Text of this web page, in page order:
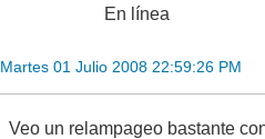
En línea
Martes 01 Julio 2008 22:59:26 PM
Veo un relampageo bastante